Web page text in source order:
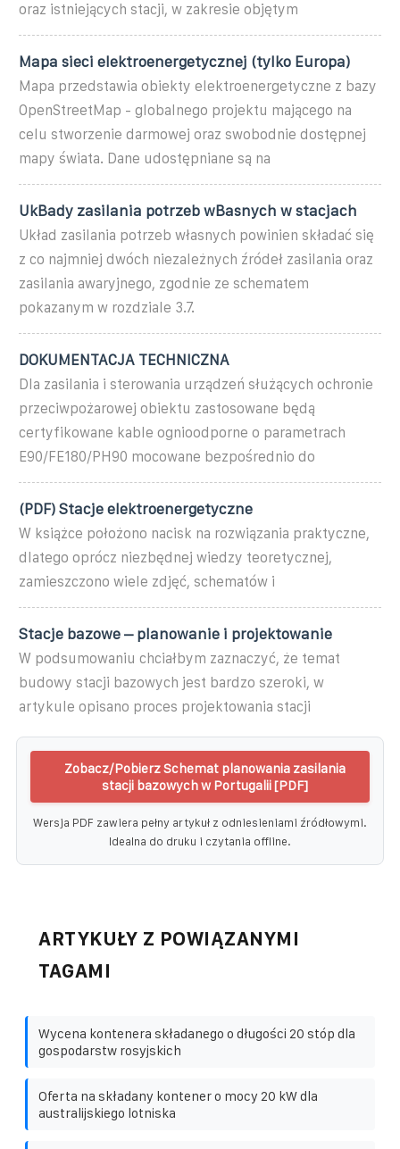
oraz istniejących stacji, w zakresie objętym
Mapa sieci elektroenergetycznej (tylko Europa)
Mapa przedstawia obiekty elektroenergetyczne z bazy
OpenStreetMap - globalnego projektu mającego na
celu stworzenie darmowej oraz swobodnie dostępnej
mapy świata. Dane udostępniane są na
UkBady zasilania potrzeb wBasnych w stacjach
Układ zasilania potrzeb własnych powinien składać się
z co najmniej dwóch niezależnych źródeł zasilania oraz
zasilania awaryjnego, zgodnie ze schematem
pokazanym w rozdziale 3.7.
DOKUMENTACJA TECHNICZNA
Dla zasilania i sterowania urządzeń służących ochronie
przeciwpożarowej obiektu zastosowane będą
certyfikowane kable ognioodporne o parametrach
E90/FE180/PH90 mocowane bezpośrednio do
(PDF) Stacje elektroenergetyczne
W książce położono nacisk na rozwiązania praktyczne,
dlatego oprócz niezbędnej wiedzy teoretycznej,
zamieszczono wiele zdjęć, schematów i
Stacje bazowe – planowanie i projektowanie
W podsumowaniu chciałbym zaznaczyć, że temat
budowy stacji bazowych jest bardzo szeroki, w
artykule opisano proces projektowania stacji
Zobacz/Pobierz Schemat planowania zasilania
stacji bazowych w Portugalii [PDF]
Wersja PDF zawiera pełny artykuł z odniesieniami źródłowymi.
Idealna do druku i czytania offline.
ARTYKUŁY Z POWIĄZANYMI
TAGAMI
Wycena kontenera składanego o długości 20 stóp dla
gospodarstw rosyjskich
Oferta na składany kontener o mocy 20 kW dla
australijskiego lotniska